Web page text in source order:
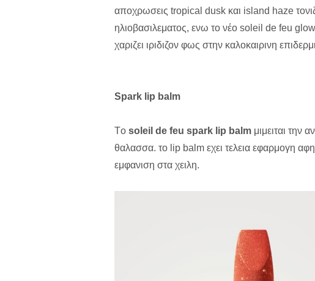
αποχρωσεις tropical dusk και island haze
ηλιοβασιλεματος, ενω το νέο soleil de feu
χαριζει ιριδιζον φως στην καλοκαιρινη
Spark lip balm
Tο soleil de feu spark lip balm μιμειται την
θαλασσα. το lip balm εχει τελεια εφαρμογη
εμφανιση στα χειλη.